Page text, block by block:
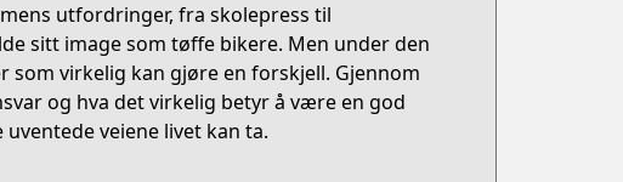
utfordringer, fra skolepress til
sitt image som tøffe bikere. Men under den
virkelig kan gjøre en forskjell. Gjennom
og hva det virkelig betyr å være en god
veiene livet kan ta.